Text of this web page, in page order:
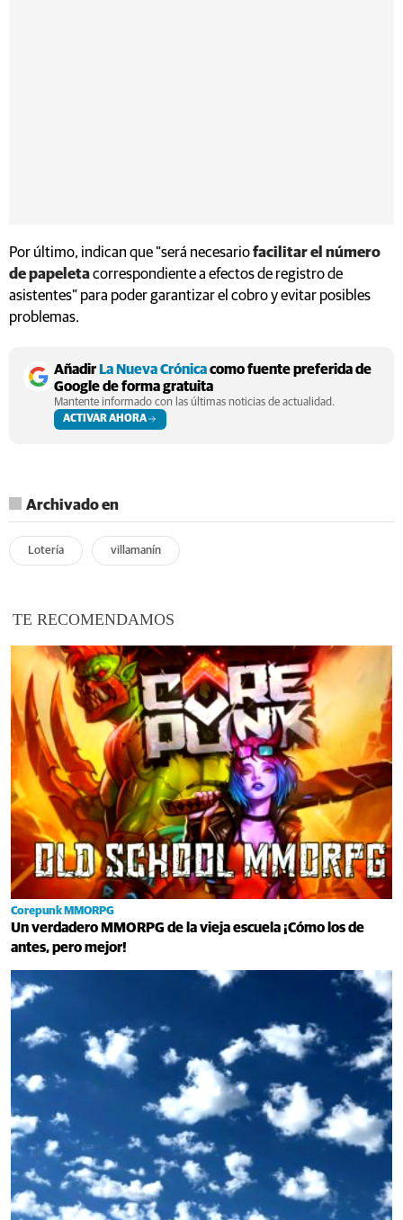
Por último, indican que "será necesariofacilitar el número
de papeletacorrespondiente a efectos de registro de
asistentes" para poder garantizar el cobro y evitar posibles
problemas.
AñadirLa Nueva Crónicacomo fuente preferida de
Google de forma gratuita
Mantente informado con las últimas noticias de actualidad.
ACTIVAR AHORA
Archivado en
Lotería villamanín
TE RECOMENDAMOS
Corepunk MMORPG
Un verdadero MMORPG de la vieja escuela ¡Cómo los de
antes, pero mejor!